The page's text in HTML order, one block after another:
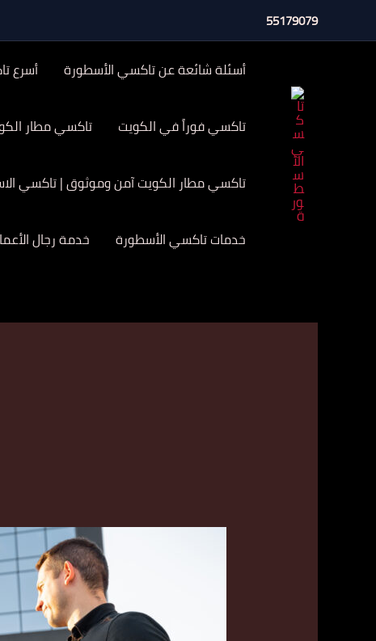
إلى
55179079
أسئلة شائعة عن تاكسي الأسطورة أسرع
تاكسي فوراً في الكويت تاكسي مطار الكويت 24 ساعة | تاكسي الاسطورة –
تاكسي مطار الكويت آمن وموثوق | تاكسي الاسطورة
خدمات تاكسي الأسطورة خدمة رجال